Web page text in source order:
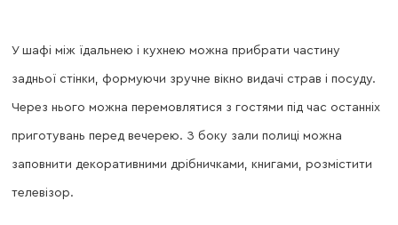
У шафі між їдальнею і кухнею можна прибрати частину
задньої стінки, формуючи зручне вікно видачі страв і посуду.
Через нього можна перемовлятися з гостями під час останніх
приготувань перед вечерею. З боку зали полиці можна
заповнити декоративними дрібничками, книгами, розмістити
телевізор.